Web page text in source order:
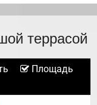
террасой
Площадь